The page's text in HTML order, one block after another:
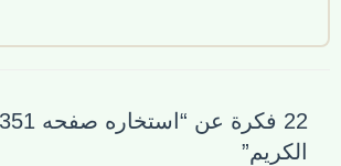
الكريم”